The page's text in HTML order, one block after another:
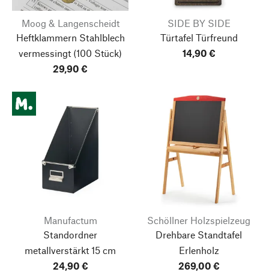
Moog & Langenscheidt
Heftklammern Stahlblech
vermessingt (100 Stück)
29,90 €
SIDE BY SIDE
Türtafel Türfreund
14,90 €
Manufactum
Standordner
metallverstärkt 15 cm
24,90 €
Schöllner Holzspielzeug
Drehbare Standtafel
Erlenholz
269,00 €